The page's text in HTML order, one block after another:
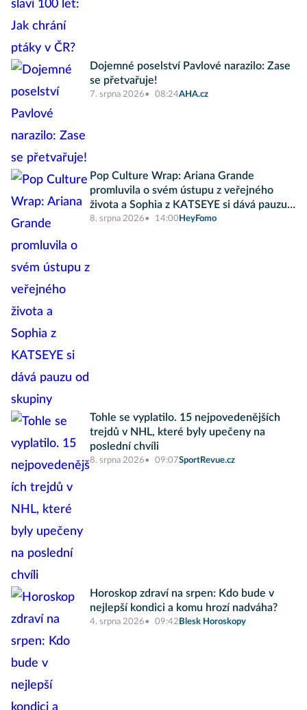
Dojemné poselství Pavlové narazilo: Zase
se přetvařuje!
7. srpna 2026 08:24AHA.cz
Pop Culture Wrap: Ariana Grande
promluvila o svém ústupu z veřejného
života a Sophia z KATSEYE si dává pauzu
od skupiny
8. srpna 2026 14:00 HeyFomo
Tohle se vyplatilo. 15 nejpovedenějších
trejdů v NHL, které byly upečeny na
poslední chvíli
8. srpna 2026 09:07SportRevue.cz
Horoskop zdraví na srpen: Kdo bude v
nejlepší kondici a komu hrozí nadváha?
4. srpna 2026 09:42 Blesk Horoskopy